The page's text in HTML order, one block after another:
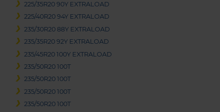
225/35R20 90Y EXTRALOAD
225/40R20 94Y EXTRALOAD
235/30R20 88Y EXTRALOAD
235/35R20 92Y EXTRALOAD
235/45R20 100Y EXTRALOAD
235/50R20 100T
235/50R20 100T
235/50R20 100T
235/50R20 100T